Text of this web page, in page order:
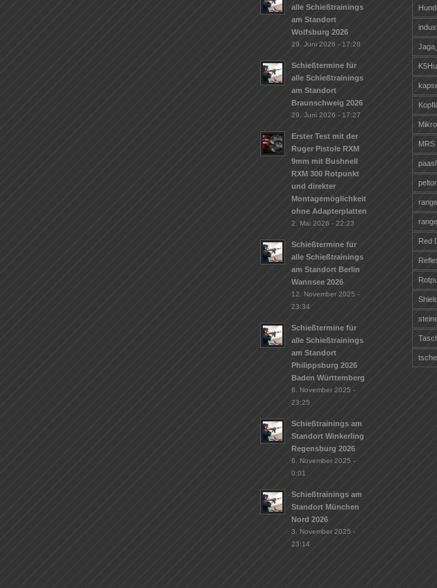
alle Schießtrainings
am Standort
Wolfsburg 2026
29. Juni 2026 - 17:28
Schießtermine für
alle Schießtrainings
am Standort
Braunschweig 2026
29. Juni 2026 - 17:27
Erster Test mit der
Ruger Pistole RXM
9mm mit Bushnell
RXM 300 Rotpunkt
und direkter
Montagemöglichkeit
ohne Adapterplatten
2. Mai 2026 - 22:23
Schießtermine für
alle Schießtrainings
am Standort Berlin
Wannsee 2026
12. November 2025 -
23:34
Schießtermine für
alle Schießtrainings
am Standort
Philippsburg 2026
Baden Württemberg
6. November 2025 -
23:25
Schießtrainings am
Standort Winkerling
Regensburg 2026
6. November 2025 -
0:01
Schießtrainings am
Standort München
Nord 2026
3. November 2025 -
23:14
MRS
peltor
Red